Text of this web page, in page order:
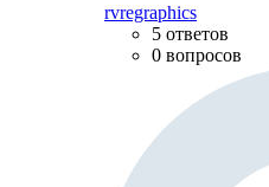
rvregraphics
5 ответов
0 вопросов